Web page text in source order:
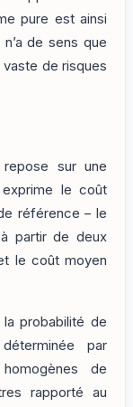
pure est ainsi
de sens que
de risques
sur une
exprime le coût
référence – le
partir de deux
le coût moyen
probabilité de
par
de
rapporté au